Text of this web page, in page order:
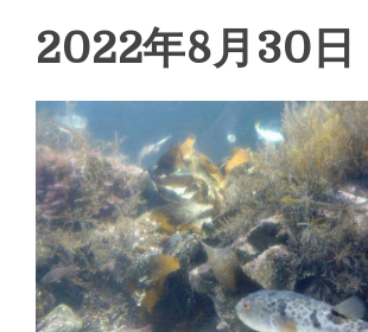
2022年8月30日